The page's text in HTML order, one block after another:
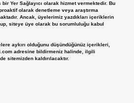
bir Yer Sağlayıcı olarak hizmet vermektedir. Bu
olarak denetleme veya araştırma
Ancak, üyelerimiz yazdıkları içeriklerin
siteye üye olarak bu sorumluluğu kabul
aykırı olduğunu düşündüğünüz içerikleri,
adresine bildirmeniz halinde, ilgili
sitemizden kaldırılacaktır.